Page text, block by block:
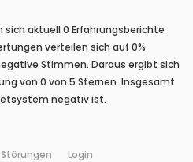
aktuell 0 Erfahrungsberichte
verteilen sich auf 0%
Stimmen. Daraus ergibt sich
von 0 von 5 Sternen. Insgesamt
negativ ist.
Login